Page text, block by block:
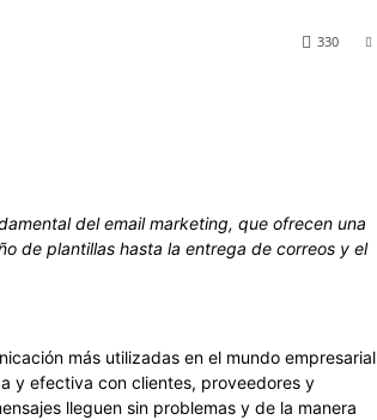
330
del email marketing, que ofrecen una
de plantillas hasta la entrega de correos y el
más utilizadas en el mundo empresarial
y efectiva con clientes, proveedores y
lleguen sin problemas y de la manera